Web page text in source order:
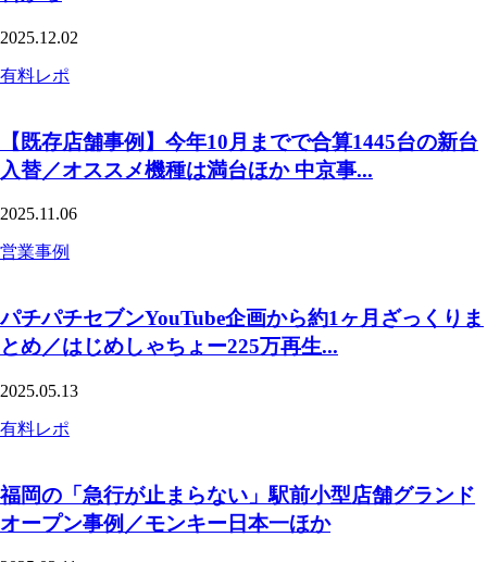
2025.12.02
有料レポ
【既存店舗事例】今年10月までで合算1445台の新台
入替／オススメ機種は満台ほか 中京事...
2025.11.06
営業事例
パチパチセブンYouTube企画から約1ヶ月ざっくりま
とめ／はじめしゃちょー225万再生...
2025.05.13
有料レポ
福岡の「急行が止まらない」駅前小型店舗グランド
オープン事例／モンキー日本一ほか